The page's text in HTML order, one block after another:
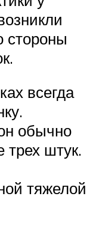
стороны
всегда
обычно
трех штук.
тяжелой